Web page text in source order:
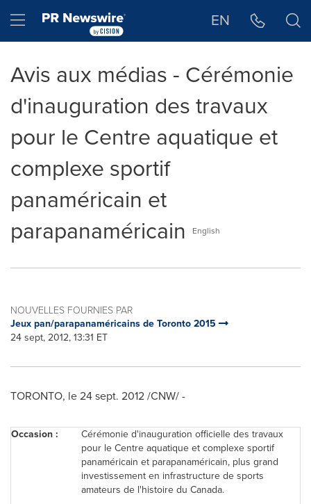
Hamburger menu EN
Avis aux médias - Cérémonie
d'inauguration des travaux
pour le Centre aquatique et
complexe sportif
panaméricain et
parapanaméricain
English
NOUVELLES FOURNIES PAR
Jeux pan/parapanaméricains de Toronto 2015
24 sept, 2012, 13:31 ET
TORONTO, le24 sept. 2012/CNW/ -
Occasion :
Cérémonie d'inauguration officielle des travaux
pour le Centre aquatique et complexe sportif
panaméricain et parapanaméricain, plus grand
investissement en infrastructure de sports
amateurs de l'histoire du Canada.